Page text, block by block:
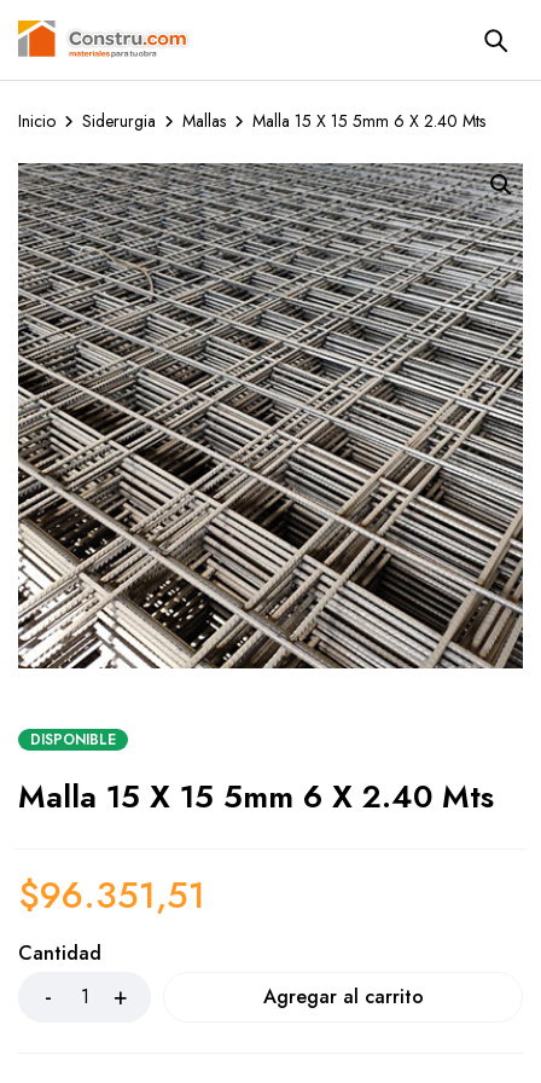
Inicio Siderurgia Mallas Malla 15 X 15 5mm 6 X 2.40 Mts
DISPONIBLE
Malla 15 X 15 5mm 6 X 2.40 Mts
$96.351,51
Cantidad
Agregar al carrito